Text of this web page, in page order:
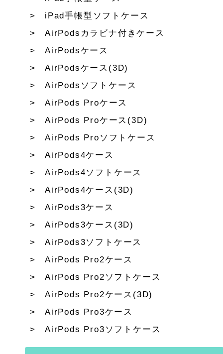
iPad手帳型ソフトケース
AirPodsカラビナ付きケース
AirPodsケース
AirPodsケース(3D)
AirPodsソフトケース
AirPods Proケース
AirPods Proケース(3D)
AirPods Proソフトケース
AirPods4ケース
AirPods4ソフトケース
AirPods4ケース(3D)
AirPods3ケース
AirPods3ケース(3D)
AirPods3ソフトケース
AirPods Pro2ケース
AirPods Pro2ソフトケース
AirPods Pro2ケース(3D)
AirPods Pro3ケース
AirPods Pro3ソフトケース